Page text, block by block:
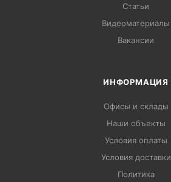
Статьи
Видеоматериалы
Вакансии
ИНФОРМАЦИЯ
Офисы и склады
Наши объекты
Условия оплаты
Условия доставки
Политика